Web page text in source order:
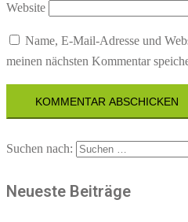
Website
Name, E-Mail-Adresse und
meinen nächsten Kommentar
Suchen nach:
Neueste Beiträge